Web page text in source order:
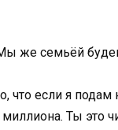
же семьёй
что если я подам
Ты это